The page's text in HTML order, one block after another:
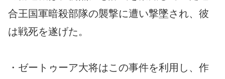
合王国軍暗殺部隊の襲撃に遭い撃墜され、彼
は戦死を遂げた。
・ゼートゥーア大将はこの事件を利用し、作